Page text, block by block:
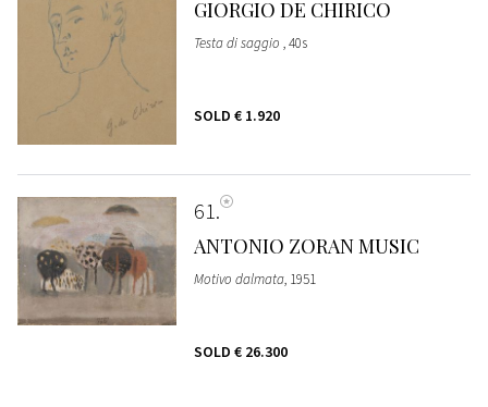
GIORGIO DE CHIRICO
Testa di saggio , 40s
SOLD € 1.920
61
ANTONIO ZORAN MUSIC
Motivo dalmata, 1951
SOLD € 26.300